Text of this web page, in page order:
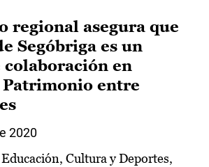
regional asegura que
Segóbriga es un
colaboración en
entre
2020
Cultura y Deportes,